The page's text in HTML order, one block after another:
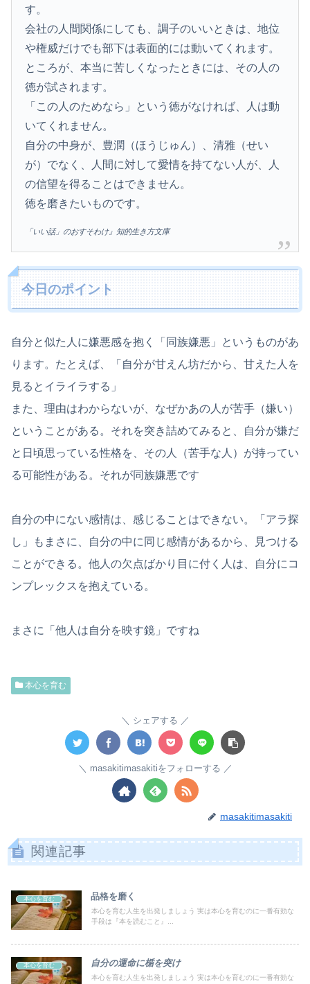
す。
会社の人間関係にしても、調子のいいときは、地位
や権威だけでも部下は表面的には動いてくれます。
ところが、本当に苦しくなったときには、その人の
徳が試されます。
「この人のためなら」という徳がなければ、人は動
いてくれません。
自分の中身が、豊潤（ほうじゅん）、清雅（せい
が）でなく、人間に対して愛情を持てない人が、人
の信望を得ることはできません。
徳を磨きたいものです。
「いい話」のおすそわけ』知的生き方文庫
今日のポイント
自分と似た人に嫌悪感を抱く「同族嫌悪」というものがあ
ります。たとえば、「自分が甘えん坊だから、甘えた人を
見るとイライラする」
また、理由はわからないが、なぜかあの人が苦手（嫌い）
ということがある。それを突き詰めてみると、自分が嫌だ
と日頃思っている性格を、その人（苦手な人）が持ってい
る可能性がある。それが同族嫌悪です
自分の中にない感情は、感じることはできない。「アラ探
し」もまさに、自分の中に同じ感情があるから、見つける
ことができる。他人の欠点ばかり目に付く人は、自分にコ
ンプレックスを抱えている。
まさに「他人は自分を映す鏡」ですね
本心を育む
シェアする
masakitimasakitiをフォローする
masakitimasakiti
関連記事
本心を育む 品格を磨く
本心を育む人生を出発しましょう 実は本心を育むのに一番有効な
手段は『本を読むこと』...
本心を育む 自分の運命に楯を突け
本心を育む人生を出発しましょう 実は本心を育むのに一番有効な